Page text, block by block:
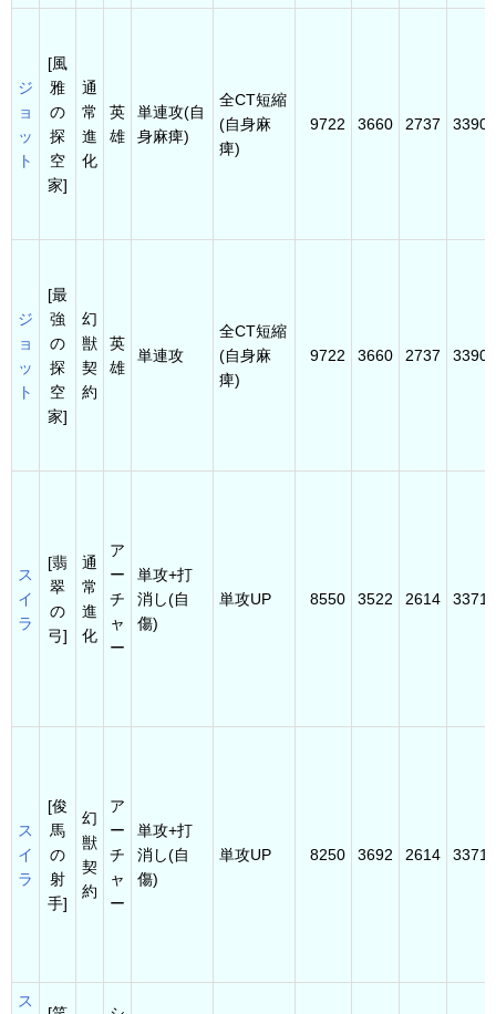
ジ
ョ
ッ
ト
[風
雅
の
探
空
家]
通
常
進
化
英
雄
単連攻(自
身麻痺)
全CT短縮
(自身麻
痺)
9722 3660 2737 3390
ジ
ョ
ッ
ト
[最
強
の
探
空
家]
幻
獣
契
約
英
雄
単連攻
全CT短縮
(自身麻
痺)
9722 3660 2737 3390
ス
イ
ラ
[翡
翠
の
弓]
通
常
進
化
ア
ー
チ
ャ
ー
単攻+打
消し(自
傷)
単攻UP 8550 3522 2614 3371
ス
イ
ラ
[俊
馬
の
射
手]
幻
獣
契
約
ア
ー
チ
ャ
ー
単攻+打
消し(自
傷)
単攻UP 8250 3692 2614 3371
ス